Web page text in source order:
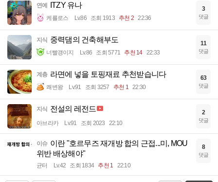
연예 ITZY 유나
케를로스 Lv.86 조회 1913 추천 2 22:36
3
댓글
지식 중력댐의 건축해부도
너빨갱이지 Lv.86 조회 5771 추천 14 22:33
11
댓글
계층 라면에 넣을 토핑재료 추천받습니다
쾌변왕 Lv.91 조회 3257 추천 1 22:30
63
댓글
지식 전설의 레전드
아브라카 Lv.91 조회 2023 22:10
2
댓글
이슈 이란 "호르무즈 재개방 합의 근접...미, MOU
위반 배상해야"
균터 Lv.42 조회 1834 추천 1 22:10
8
댓글